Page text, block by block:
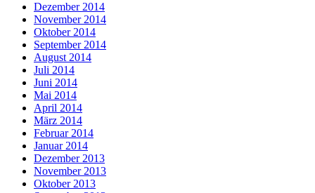
Dezember 2014
November 2014
Oktober 2014
September 2014
August 2014
Juli 2014
Juni 2014
Mai 2014
April 2014
März 2014
Februar 2014
Januar 2014
Dezember 2013
November 2013
Oktober 2013